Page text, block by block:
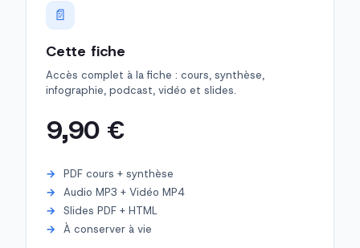
📄
Cette fiche
Accès complet à la fiche : cours, synthèse,
infographie, podcast, vidéo et slides.
9,90 €
PDF cours + synthèse
Audio MP3 + Vidéo MP4
Slides PDF + HTML
À conserver à vie